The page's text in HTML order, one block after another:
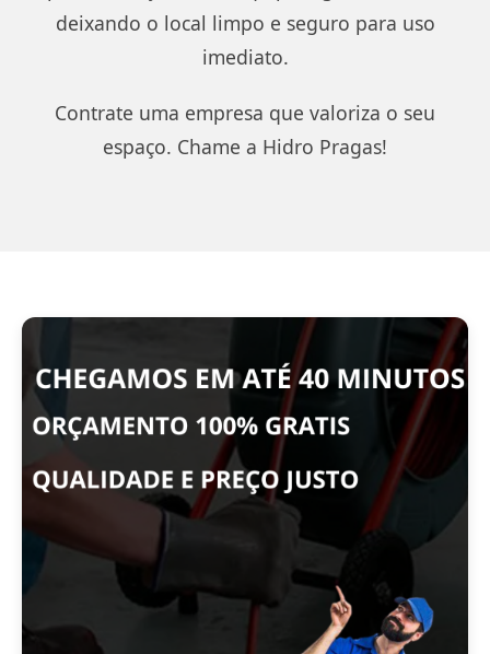
deixando o local limpo e seguro para uso
imediato.
Contrate uma empresa que valoriza o seu
espaço. Chame a Hidro Pragas!